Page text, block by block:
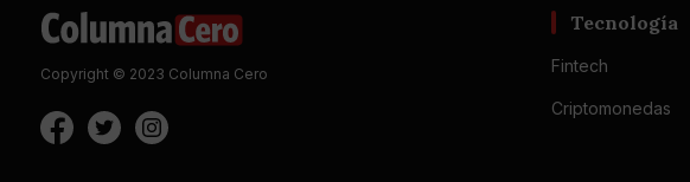
Copyright © 2023 Columna Cero
Tecnología
Fintech
Criptomonedas